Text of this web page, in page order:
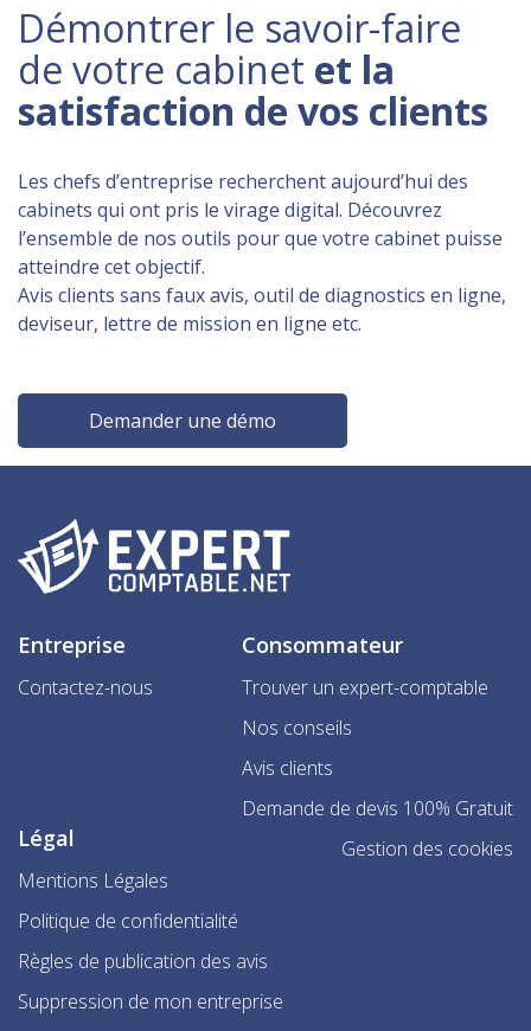
Démontrer le savoir-faire
de votre cabinet et la
satisfaction de vos clients
Les chefs d’entreprise recherchent aujourd’hui des
cabinets qui ont pris le virage digital. Découvrez
l’ensemble de nos outils pour que votre cabinet puisse
atteindre cet objectif.
Avis clients sans faux avis, outil de diagnostics en ligne,
deviseur, lettre de mission en ligne etc.
Demander une démo
Entreprise
Contactez-nous
Consommateur
Trouver un expert-comptable
Nos conseils
Avis clients
Demande de devis 100% Gratuit
Légal
Mentions Légales
Politique de confidentialité
Règles de publication des avis
Suppression de mon entreprise
Gestion des cookies